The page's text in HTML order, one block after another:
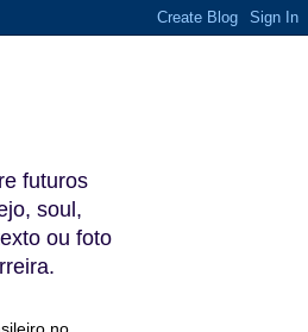
futuros
soul,
ou foto